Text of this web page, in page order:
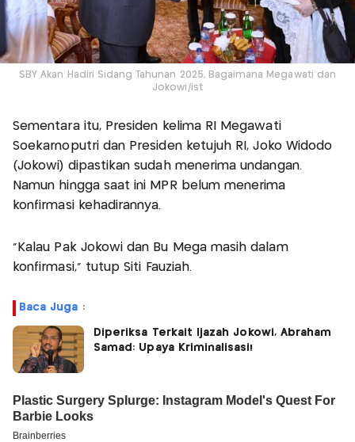
SBY Akan Hadiri Sidang Tahunan 2025, Bagaimana Megawati dan
Jokowi/ist
Sementara itu, Presiden kelima RI Megawati
Soekarnoputri dan Presiden ketujuh RI, Joko Widodo
(Jokowi) dipastikan sudah menerima undangan.
Namun hingga saat ini MPR belum menerima
konfirmasi kehadirannya.
"Kalau Pak Jokowi dan Bu Mega masih dalam
konfirmasi," tutup Siti Fauziah.
Baca Juga :
Diperiksa Terkait Ijazah Jokowi, Abraham
Samad: Upaya Kriminalisasi!